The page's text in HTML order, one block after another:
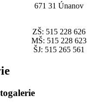
671 31 Únanov
ZŠ: 515 228 626
MŠ: 515 228 623
ŠJ: 515 265 561